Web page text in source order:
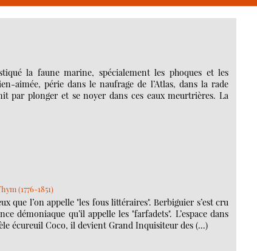
la faune marine, spécialement les phoques et les
aimée, périe dans le naufrage de l’Atlas, dans la rade
par plonger et se noyer dans ces eaux meurtrières. La
(1776-1851)
que l’on appelle "les fous littéraires". Berbiguier s’est cru
démoniaque qu’il appelle les "farfadets". L’espace dans
écureuil Coco, il devient Grand Inquisiteur des (…)